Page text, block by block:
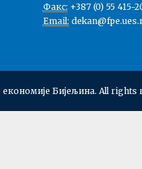
Факс: +387 (0) 55 415-
Email:
Бијељина. All rights